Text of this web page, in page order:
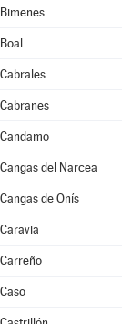
Bimenes
Boal
Cabrales
Cabranes
Candamo
Cangas del Narcea
Cangas de Onís
Caravia
Carreño
Caso